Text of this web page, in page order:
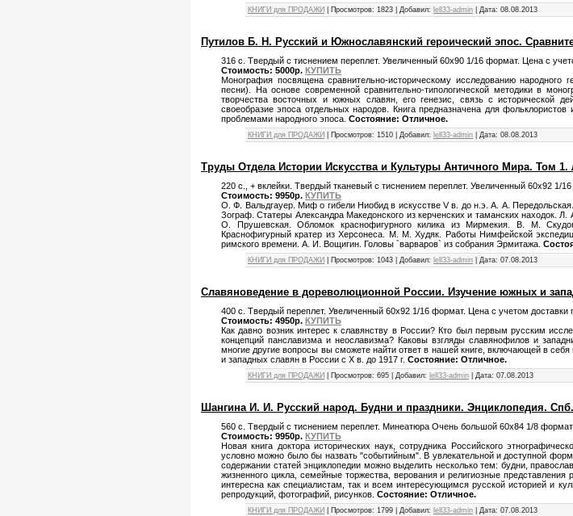
КНИГИ для ПРОДАЖИ | Просмотров: 1823 | Добавил: lell33-admin | Дата: 08.08.2013
Путилов Б. Н. Русский и Южнославянский героический эпос.
316 с. Твердый с тиснением переплет. Увеличенный 60х90 1/16 формат. Цена с
Стоимость: 5000р. КУПИТЬ
Монография посвящена сравнительно-историческому исследованию народного
песни). На основе современной сравнительно-типологической методики в
творчества восточных и южных славян, его генезис, связь с исторической
своеобразие эпоса отдельных народов. Книга предназначена для
проблемами народного эпоса. Состояние: Отличное.
КНИГИ для ПРОДАЖИ | Просмотров: 1510 | Добавил: lell33-admin | Дата: 08.08.2013
Труды Отдела Истории Искусства и Культуры Античного Мира. Том 1.
220 с., + вклейки. Твердый тканевый с тиснением переплет. Увеличенный 60х92 1/
Стоимость: 9950р. КУПИТЬ
О. Ф. Вальдгауер. Миф о гибели Ниобид в искусстве V в. до н.э. А. А.
Зограф. Статеры Александра Македонского из керченских и таманских находок.
О. Прушевская. Обломок краснофигурного килика из Мирмекия. В. М.
Краснофигурный кратер из Херсонеса. М. М. Худяк. Работы Нимфейской
римского времени. А. И. Вощигин. Головы `варваров` из собрания Эрмитажа.
КНИГИ для ПРОДАЖИ | Просмотров: 1043 | Добавил: lell33-admin | Дата: 07.08.2013
Славяноведение в дореволюционной России. Изучение южных и
400 с. Твердый переплет. Увеличенный 60х92 1/16 формат. Цена с учетом доставки
Стоимость: 4950р. КУПИТЬ
Как давно возник интерес к славянству в России? Кто был первым русским
концепций панславизма и неославизма? Каковы взгляды славянофилов и
многие другие вопросы вы сможете найти ответ в нашей книге, включающей в
и западных славян в России с X в. до 1917 г. Состояние: Отличное.
КНИГИ для ПРОДАЖИ | Просмотров: 695 | Добавил: lell33-admin | Дата: 07.08.2013
Шангина И. И. Русский народ. Будни и праздники. Энциклопедия. Спб.
560 с. Твердый с тиснением переплет. Минеатюра Очень большой 60х84 1/8
Стоимость: 9950р. КУПИТЬ
Новая книга доктора исторических наук, сотрудника Российского
условно можно было бы назвать "событийным". В увлекательной и доступной
содержании статей энциклопедии можно выделить несколько тем: будни,
жизненного цикла, семейные торжества, верования и религиозные
интересна как специалистам, так и всем интересующимся русской историей и
репродукций, фотографий, рисунков. Состояние: Отличное.
КНИГИ для ПРОДАЖИ | Просмотров: 1799 | Добавил: lell33-admin | Дата: 07.08.2013